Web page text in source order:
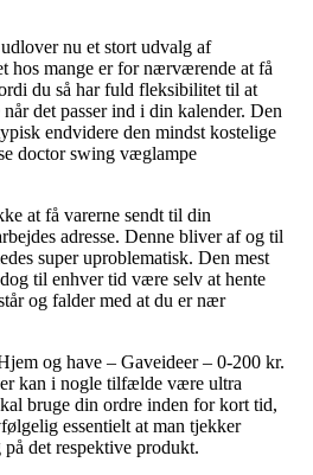
nu et stort udvalg af
hos mange er for nærværende at få
du så har fuld fleksibilitet til at
det passer ind i din kalender. Den
endvidere den mindst kostelige
doctor swing væglampe
at få varerne sendt til din
adresse. Denne bliver af og til
super uproblematisk. Den mest
til enhver tid være selv at hente
og falder med at du er nær
og have – Gaveideer – 0-200 kr.
kan i nogle tilfælde være ultra
bruge din ordre inden for kort tid,
essentielt at man tjekker
det respektive produkt.